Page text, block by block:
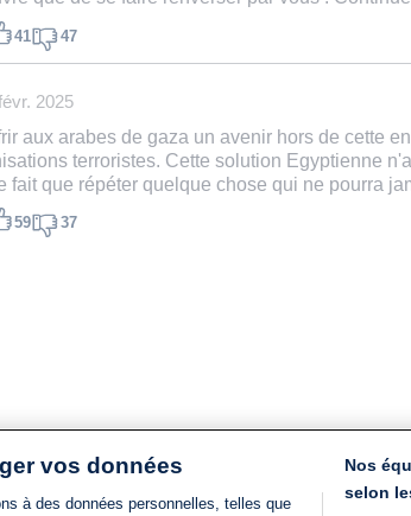
41 47
2025
aux arabes de gaza un avenir hors de cette
terroristes. Cette solution Egyptienne
fait que répéter quelque chose qui ne pourra
59 37
vos données
à des données personnelles, telles que
Nos
selon